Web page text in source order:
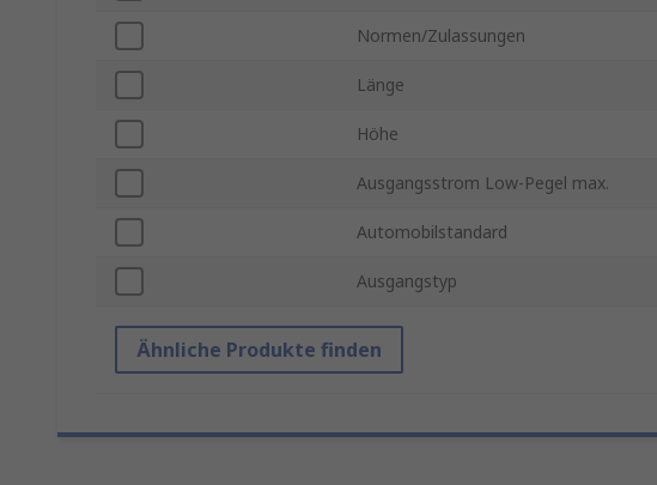
Normen/Zulassungen
Länge
Höhe
Ausgangsstrom Low-Pegel max.
Automobilstandard
Ausgangstyp
Ähnliche Produkte finden